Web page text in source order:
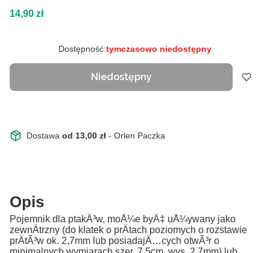
Cena
14,90 zł
Dostępność:tymczasowo niedostępny
Niedostępny
Dostawa od 13,00 zł - Orlen Paczka
Opis
Pojemnik dla ptakÃ³w, moÅ¼e byÄ‡ uÅ¼ywany jako
zewnÄtrzny (do klatek o prÄtach poziomych o rozstawie
prÄtÃ³w ok. 2,7mm lub posiadajÄ…cych otwÃ³r o